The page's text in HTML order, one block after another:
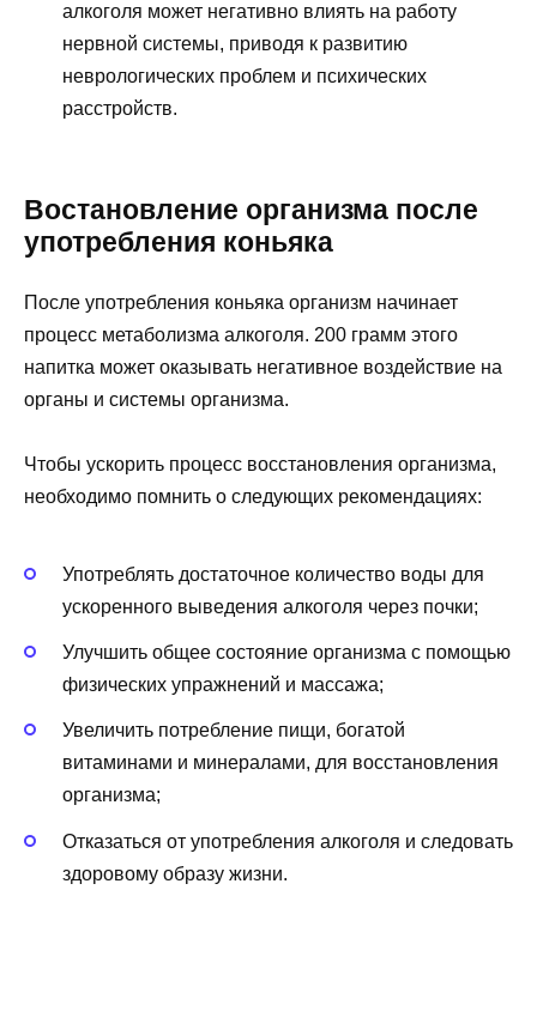
алкоголя может негативно влиять на работу
нервной системы, приводя к развитию
неврологических проблем и психических
расстройств.
Востановление организма после
употребления коньяка
После употребления коньяка организм начинает
процесс метаболизма алкоголя. 200 грамм этого
напитка может оказывать негативное воздействие на
органы и системы организма.
Чтобы ускорить процесс восстановления организма,
необходимо помнить о следующих рекомендациях:
Употреблять достаточное количество воды для
ускоренного выведения алкоголя через почки;
Улучшить общее состояние организма с помощью
физических упражнений и массажа;
Увеличить потребление пищи, богатой
витаминами и минералами, для восстановления
организма;
Отказаться от употребления алкоголя и следовать
здоровому образу жизни.